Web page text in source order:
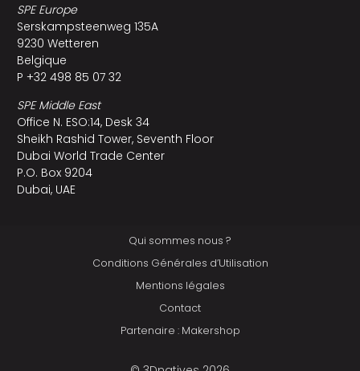
SPE Europe
Serskampsteenweg 135A
9230 Wetteren
Belgique
P +32 498 85 07 32
SPE Middle East
Office N. ESO:14, Desk 34
Sheikh Rashid Tower, Seventh Floor
Dubai World Trade Center
P.O. Box 9204
Dubai, UAE
Qui sommes nous ?
Conditions Générales d’Utilisation
Mentions légales
Contact
Partenaire : Makershop